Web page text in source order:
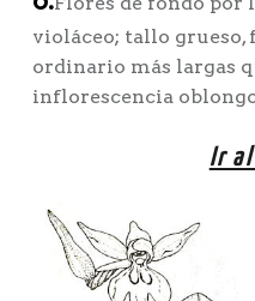
violáceo; tallo grueso,
ordinario más largas
inflorescencia
Ir al